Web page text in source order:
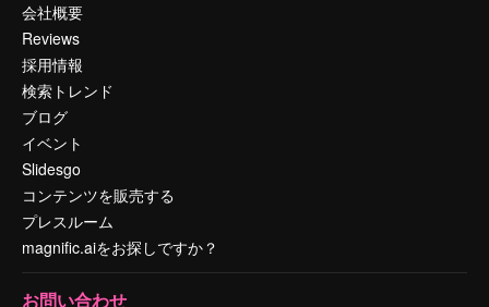
会社概要
Reviews
採用情報
検索トレンド
ブログ
イベント
Slidesgo
コンテンツを販売する
プレスルーム
magnific.aiをお探しですか？
お問い合わせ